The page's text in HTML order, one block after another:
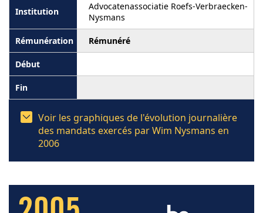
Advocatenassociatie Roefs-Verbraecken-
Nysmans
Rémunéré
Voir les graphiques de l'évolution journalière
des mandats exercés par Wim Nysmans en
2006